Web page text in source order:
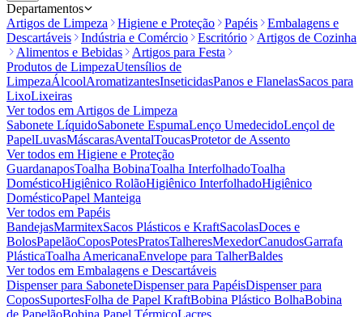
Departamentos
Artigos de Limpeza
Higiene e Proteção Papéis
Embalagens e
Descartáveis
Indústria e Comércio Escritório
Artigos de Cozinha
Alimentos e Bebidas
Artigos para Festa
Produtos de LimpezaUtensílios de
LimpezaÁlcoolAromatizantesInseticidasPanos e FlanelasSacos para
LixoLixeiras
Ver todos em Artigos de Limpeza
Sabonete LíquidoSabonete EspumaLenço UmedecidoLençol de
PapelLuvasMáscarasAventalToucasProtetor de Assento
Ver todos em Higiene e Proteção
GuardanaposToalha BobinaToalha InterfolhadoToalha
DomésticoHigiênico RolãoHigiênico InterfolhadoHigiênico
DomésticoPapel Manteiga
Ver todos em Papéis
BandejasMarmitexSacos Plásticos e KraftSacolasDoces e
BolosPapelãoCoposPotesPratosTalheresMexedorCanudosGarrafa
PlásticaToalha AmericanaEnvelope para TalherBaldes
Ver todos em Embalagens e Descartáveis
Dispenser para SaboneteDispenser para PapéisDispenser para
CoposSuportesFolha de Papel KraftBobina Plástico BolhaBobina
de PapelãoBobina Papel TérmicoLacres